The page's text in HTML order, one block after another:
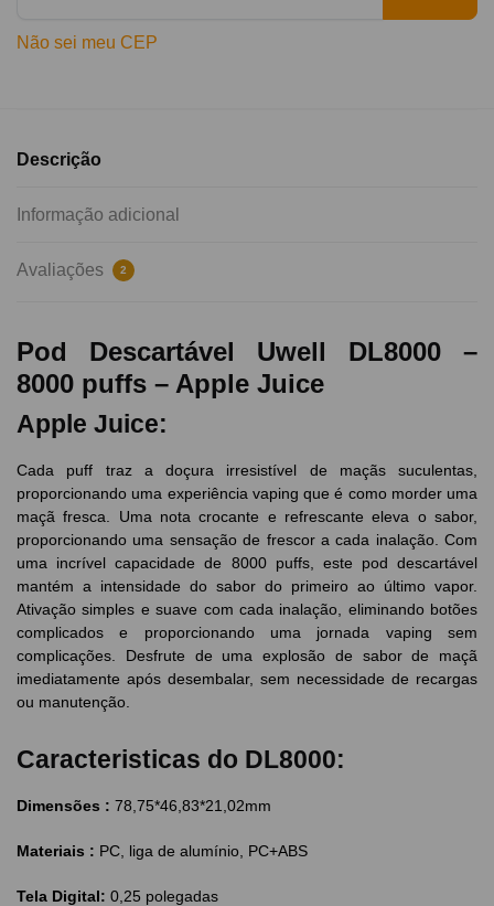
Não sei meu CEP
Descrição
Informação adicional
Avaliações 2
Pod Descartável Uwell DL8000 –
8000 puffs – Apple Juice
Apple Juice:
Cada puff traz a doçura irresistível de maçãs suculentas,
proporcionando uma experiência vaping que é como morder uma
maçã fresca. Uma nota crocante e refrescante eleva o sabor,
proporcionando uma sensação de frescor a cada inalação. Com
uma incrível capacidade de 8000 puffs, este pod descartável
mantém a intensidade do sabor do primeiro ao último vapor.
Ativação simples e suave com cada inalação, eliminando botões
complicados e proporcionando uma jornada vaping sem
complicações. Desfrute de uma explosão de sabor de maçã
imediatamente após desembalar, sem necessidade de recargas
ou manutenção.
Caracteristicas do DL8000:
Dimensões : 78,75*46,83*21,02mm
Materiais : PC, liga de alumínio, PC+ABS
Tela Digital: 0,25 polegadas